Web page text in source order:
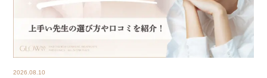
2026.08.10